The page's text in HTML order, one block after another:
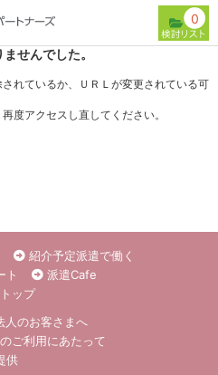
0
せんでした。
れているか、ＵＲＬが変更されている可
度アクセスし直してください。
紹介予定派遣で働く
ト
派遣Cafe
ップ
人のお客さまへ
ご利用にあたって
供